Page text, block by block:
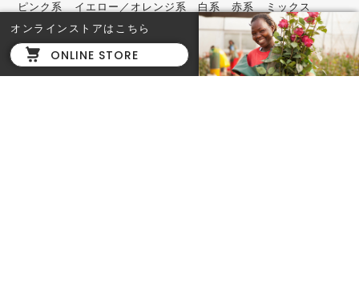
オンラインストアはこちら
ONLINE STORE
ピンク系
イエロー／オレンジ系 白系 赤系 ミックス
定期便（1輪／花束）